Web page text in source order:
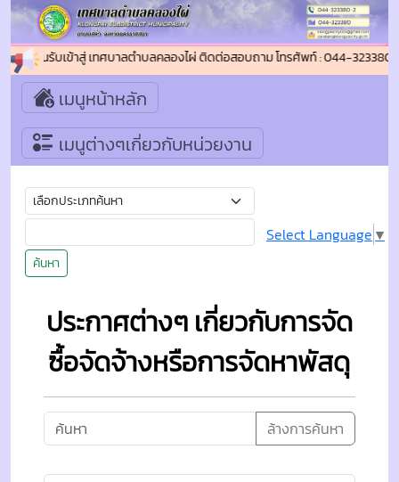
ต้อนรับเข้าสู่ เทศบาลตำบลคลองไผ่ ติดต่อสอบถาม โทรศัพท์ : 044-323380-2
เมนูหน้าหลัก
เมนูต่างๆเกี่ยวกับหน่วยงาน
ค้นหา
Select Language ▼
ประกาศต่างๆ เกี่ยวกับการจัด
ซื้อจัดจ้างหรือการจัดหาพัสดุ
ล้างการค้นหา